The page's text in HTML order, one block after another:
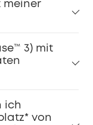
meiner
3) mit
ich
von